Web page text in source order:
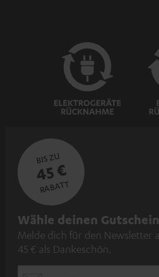
BIS ZU
45 €
RABATT
N
e
w
Wähle deinen
Melde dich für den Newsletter
45 € als Dankeschön.